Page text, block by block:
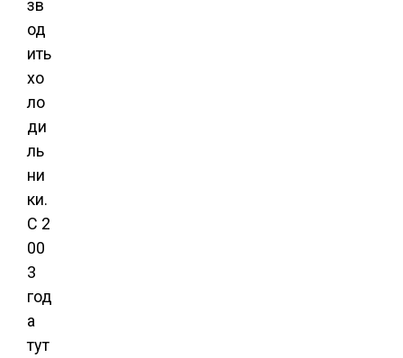
зв
од
ить
хо
ло
ди
ль
ни
ки.
С 2
00
3
год
а
тут